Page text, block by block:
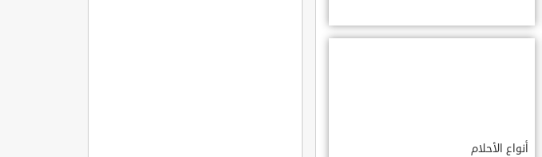
أنواع الأحلام